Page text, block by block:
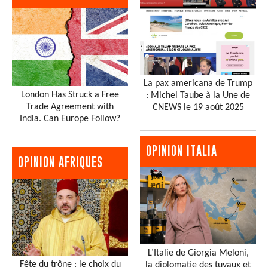
London Has Struck a Free
Trade Agreement with
India. Can Europe Follow?
OPINION AFRIQUES
Fête du trône : le choix du
La pax americana de Trump
: Michel Taube à la Une de
CNEWS le 19 août 2025
OPINION ITALIA
L’Italie de Giorgia Meloni,